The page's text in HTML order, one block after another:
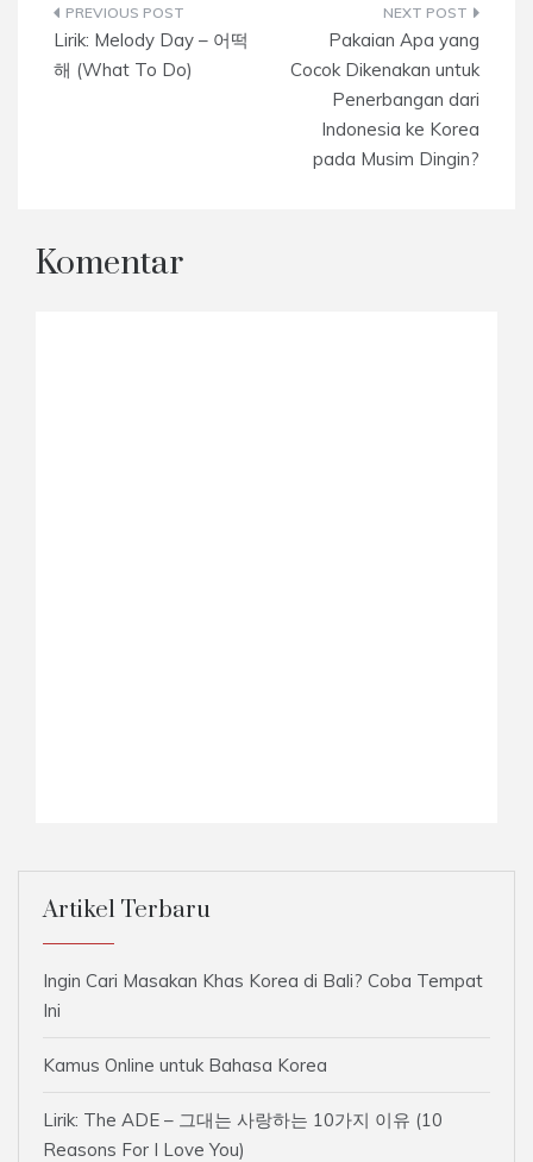
Navigasi
pos
Lirik: Melody Day – 어떡
해 (What To Do)
Pakaian Apa yang
Cocok Dikenakan untuk
Penerbangan dari
Indonesia ke Korea
pada Musim Dingin?
Komentar
Artikel Terbaru
Ingin Cari Masakan Khas Korea di Bali? Coba Tempat
Ini
Kamus Online untuk Bahasa Korea
Lirik: The ADE – 그대는 사랑하는 10가지 이유 (10
Reasons For I Love You)